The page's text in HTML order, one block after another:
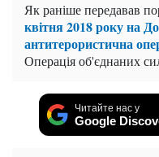
Як раніше передавав
квітня 2018 року на
антитерористична
Операція об'єднаних
Читайте нас у
Google